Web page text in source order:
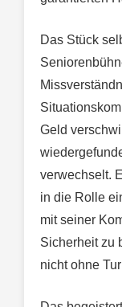
Das Stück
Geld
verwechselt.
in die Rolle
mit seiner
Sicherheit zu
nicht ohne